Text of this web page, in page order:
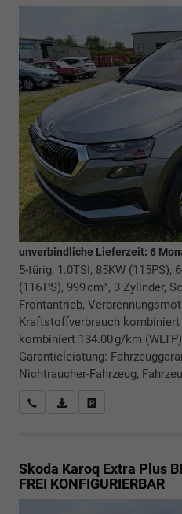
unverbindliche Lieferzeit: 6
5-türig, 1.0TSI, 85KW (115PS),
(116 PS), 999 cm³, 3 Zylinder,
Frontantrieb,
Kraftstoffverbrauch kombiniert
kombiniert 134.00 g/km
Garantieleistung:
Nichtraucher-Fahrzeug,
Rückrufbitte absenden
PDF-Datei,
Skoda Karoq Extra Plus
FREI KONFIGURIERBAR